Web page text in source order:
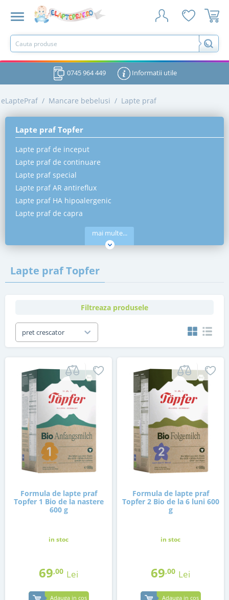
0745 964 449 Informatii utile
eLaptePraf / Mancare bebelusi / Lapte praf
Lapte praf Topfer
Lapte praf de inceput
Lapte praf de continuare
Lapte praf special
Lapte praf AR antireflux
Lapte praf HA hipoalergenic
Lapte praf de capra
mai multe...
Lapte praf Topfer
Filtreaza produsele
pret crescator
Formula de lapte praf
Topfer 1 Bio de la nastere
600 g
in stoc
69,00 Lei
Adauga in cos
Formula de lapte praf
Topfer 2 Bio de la 6 luni 600
g
in stoc
69,00 Lei
Adauga in cos